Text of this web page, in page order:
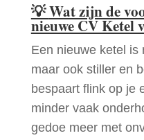
💡Wat zijn de
nieuwe CV Ketel
Een nieuwe ketel is
maar ook stiller en
bespaart flink op je
minder vaak
gedoe meer met